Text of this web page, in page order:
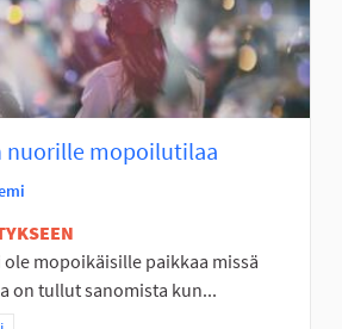
nuorille mopoilutilaa
mopoikäisille paikkaa missä
on tullut sanomista kun...